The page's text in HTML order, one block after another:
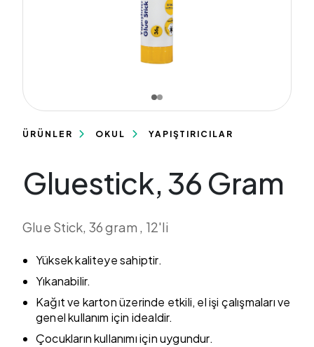
ÜRÜNLER OKUL YAPIŞTIRICILAR
Gluestick, 36 Gram
Glue Stick, 36 gram , 12'li
Yüksek kaliteye sahiptir.
Yıkanabilir.
Kağıt ve karton üzerinde etkili, el işi çalışmaları ve
genel kullanım için idealdir.
Çocukların kullanımı için uygundur.